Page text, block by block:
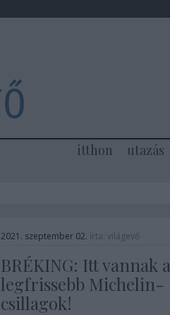
itthon utazás
2021. szeptember 02. írta: világevő
BRÉKING: Itt vannak a
legfrissebb Michelin-
csillagok!